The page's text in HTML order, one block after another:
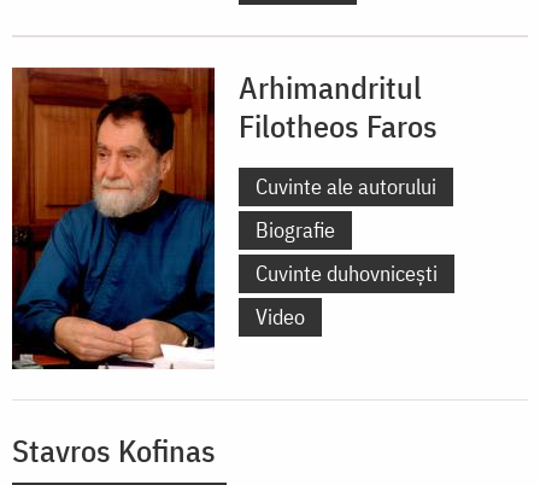
Arhimandritul
Filotheos Faros
Cuvinte ale autorului
Biografie
Cuvinte duhovnicești
Video
Stavros Kofinas